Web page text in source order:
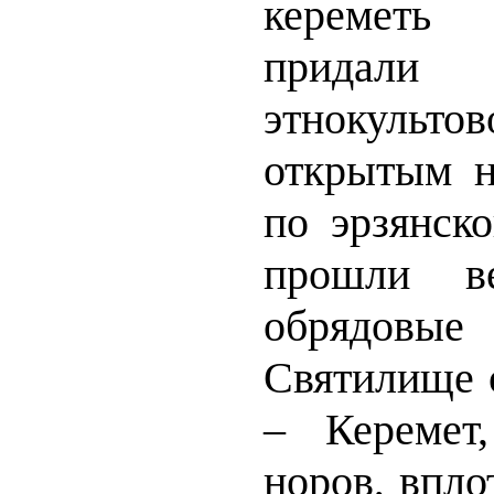
открытым
по
прошли
Святилище
–
норов,